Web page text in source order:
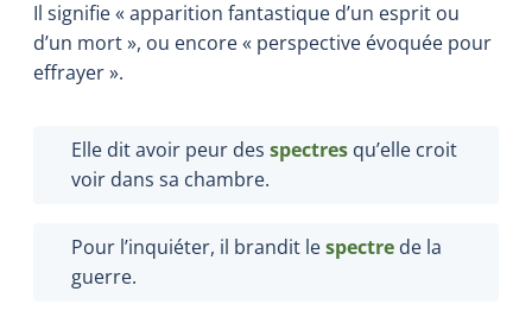
Il signifie « apparition fantastique d’un esprit ou
d’un mort », ou encore « perspective évoquée pour
effrayer ».
Elle dit avoir peur des spectres qu’elle croit
voir dans sa chambre.
Pour l’inquiéter, il brandit lespectre de la
guerre.